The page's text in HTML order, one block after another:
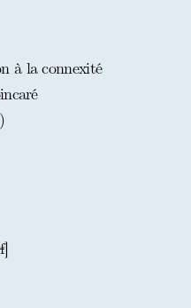
à la connexité
]